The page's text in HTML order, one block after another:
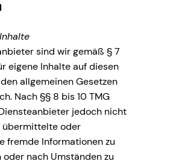
sind wir gemäß § 7
eigene Inhalte auf diesen
allgemeinen Gesetzen
Nach §§ 8 bis 10 TMG
jedoch nicht
oder
fremde Informationen zu
nach Umständen zu